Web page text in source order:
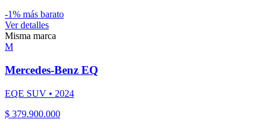
-1% más barato
Ver detalles
Misma marca
M
Mercedes-Benz EQ
EQE SUV • 2024
$ 379.900.000